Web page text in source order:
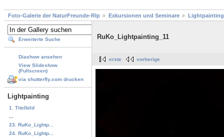
Foto-Galerie der NaturFreunde-Rlp Exkursionen und Seminare Lightpainting
Erweiterte Suche
Diashow ansehen
View Slideshow
(Fullscreen)
via shutterfly.com drucken
Lightpainting
1. Titelbild
23. RuKo_Lightp...
24. RuKo_Lightp...
RuKo_Lightpainting_11
erste vorherige